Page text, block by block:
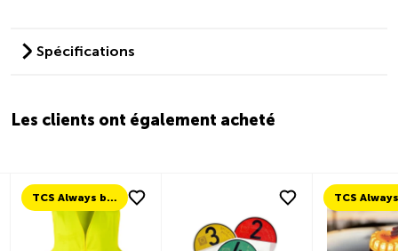
Spécifications
Les clients ont également acheté
TCS Always by my side